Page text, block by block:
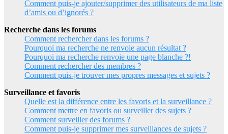
Comment puis-je ajouter/supprimer des utilisateurs de ma liste
d’amis ou d’ignorés ?
Recherche dans les forums
Comment rechercher dans les forums ?
Pourquoi ma recherche ne renvoie aucun résultat ?
Pourquoi ma recherche renvoie une page blanche ?!
Comment rechercher des membres ?
Comment puis-je trouver mes propres messages et sujets ?
Surveillance et favoris
Quelle est la différence entre les favoris et la surveillance ?
Comment mettre en favoris ou surveiller des sujets ?
Comment surveiller des forums ?
Comment puis-je supprimer mes surveillances de sujets ?